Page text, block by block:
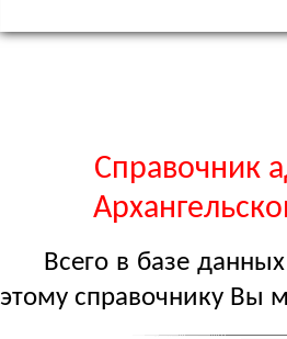
Справочник
Всего в базе
этому справочнику Вы